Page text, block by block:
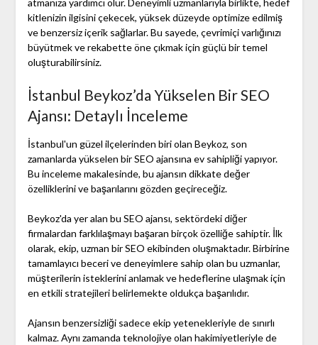
atmanıza yardımcı olur. Deneyimli uzmanlarıyla birlikte, hedef
kitlenizin ilgisini çekecek, yüksek düzeyde optimize edilmiş
ve benzersiz içerik sağlarlar. Bu sayede, çevrimiçi varlığınızı
büyütmek ve rekabette öne çıkmak için güçlü bir temel
oluşturabilirsiniz.
İstanbul Beykoz’da Yükselen Bir SEO
Ajansı: Detaylı İnceleme
İstanbul'un güzel ilçelerinden biri olan Beykoz, son
zamanlarda yükselen bir SEO ajansına ev sahipliği yapıyor.
Bu inceleme makalesinde, bu ajansın dikkate değer
özelliklerini ve başarılarını gözden geçireceğiz.
Beykoz'da yer alan bu SEO ajansı, sektördeki diğer
firmalardan farklılaşmayı başaran birçok özelliğe sahiptir. İlk
olarak, ekip, uzman bir SEO ekibinden oluşmaktadır. Birbirine
tamamlayıcı beceri ve deneyimlere sahip olan bu uzmanlar,
müşterilerin isteklerini anlamak ve hedeflerine ulaşmak için
en etkili stratejileri belirlemekte oldukça başarılıdır.
Ajansın benzersizliği sadece ekip yetenekleriyle de sınırlı
kalmaz. Aynı zamanda teknolojiye olan hakimiyetleriyle de